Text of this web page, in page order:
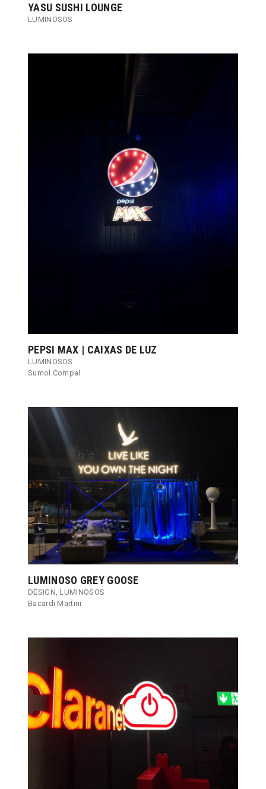
YASU SUSHI LOUNGE
LUMINOSOS
PEPSI MAX | CAIXAS DE LUZ
LUMINOSOS
Sumol Compal
LUMINOSO GREY GOOSE
DESIGN,LUMINOSOS
Bacardi Martini​